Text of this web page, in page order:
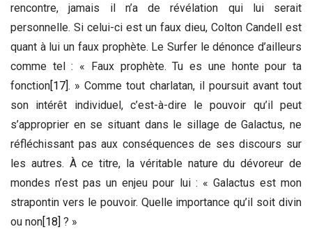
rencontre, jamais il n’a de révélation qui lui serait
personnelle. Si celui-ci est un faux dieu, Colton Candell est
quant à lui un faux prophète. Le Surfer le dénonce d’ailleurs
comme tel : « Faux prophète. Tu es une honte pour ta
fonction[17]. » Comme tout charlatan, il poursuit avant tout
son intérêt individuel, c’est-à-dire le pouvoir qu’il peut
s’approprier en se situant dans le sillage de Galactus, ne
réfléchissant pas aux conséquences de ses discours sur
les autres. À ce titre, la véritable nature du dévoreur de
mondes n’est pas un enjeu pour lui : « Galactus est mon
strapontin vers le pouvoir. Quelle importance qu’il soit divin
ou non[18] ? »